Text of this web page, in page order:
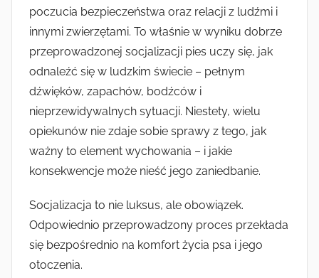
poczucia bezpieczeństwa oraz relacji z ludźmi i
innymi zwierzętami. To właśnie w wyniku dobrze
przeprowadzonej socjalizacji pies uczy się, jak
odnaleźć się w ludzkim świecie – pełnym
dźwięków, zapachów, bodźców i
nieprzewidywalnych sytuacji. Niestety, wielu
opiekunów nie zdaje sobie sprawy z tego, jak
ważny to element wychowania – i jakie
konsekwencje może nieść jego zaniedbanie.
Socjalizacja to nie luksus, ale obowiązek.
Odpowiednio przeprowadzony proces przekłada
się bezpośrednio na komfort życia psa i jego
otoczenia.